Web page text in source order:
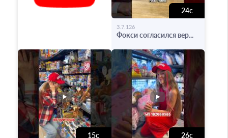
24с
3.7.126
Фокси согласился вер...
15с 26с